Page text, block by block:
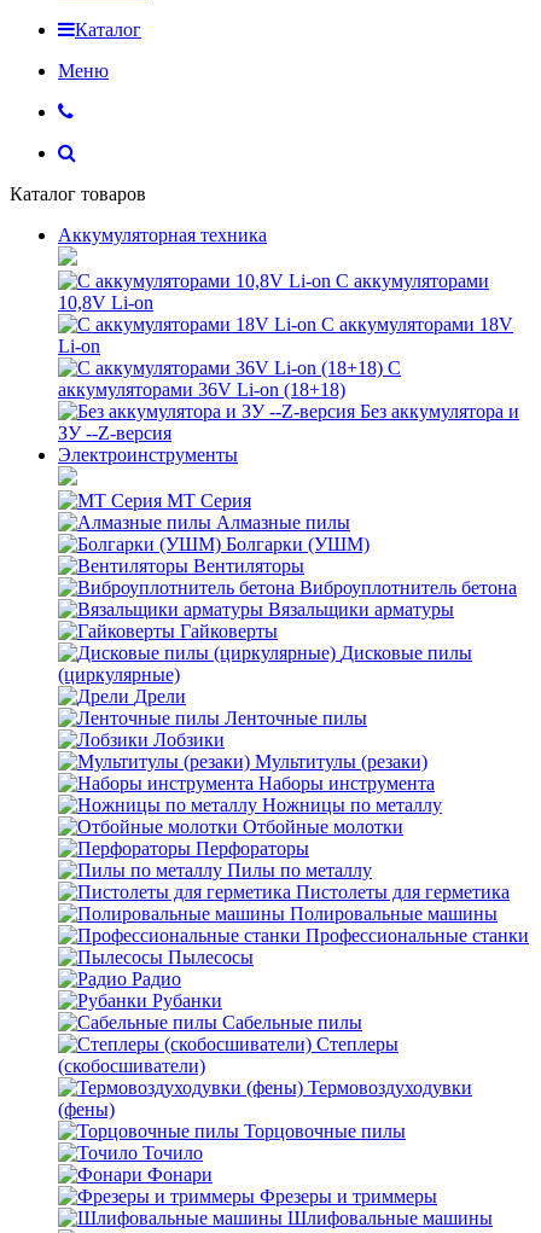
Каталог
Меню
Каталог товаров
Аккумуляторная техника
С аккумуляторами
10,8V Li-on
С аккумуляторами 18V
Li-on
С
аккумуляторами 36V Li-on (18+18)
Без аккумулятора и
ЗУ --Z-версия
Электроинструменты
MT Серия
Алмазные пилы
Болгарки (УШМ)
Вентиляторы
Виброуплотнитель бетона
Вязальщики арматуры
Гайковерты
Дисковые пилы
(циркулярные)
Дрели
Ленточные пилы
Лобзики
Мультитулы (резаки)
Наборы инструмента
Ножницы по металлу
Отбойные молотки
Перфораторы
Пилы по металлу
Пистолеты для герметика
Полировальные машины
Профессиональные станки
Пылесосы
Радио
Рубанки
Сабельные пилы
Степлеры
(скобосшиватели)
Термовоздуходувки
(фены)
Торцовочные пилы
Точило
Фонари
Фрезеры и триммеры
Шлифовальные машины